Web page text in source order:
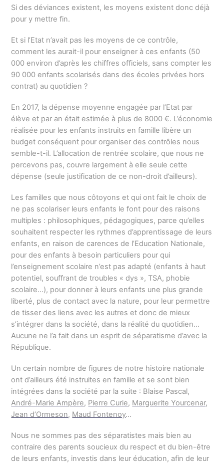
Si des déviances existent, les moyens existent donc déjà
pour y mettre fin.
Et si l’Etat n’avait pas les moyens de ce contrôle,
comment les aurait-il pour enseigner à ces enfants (50
000 environ d’après les chiffres officiels, sans compter les
90 000 enfants scolarisés dans des écoles privées hors
contrat) au quotidien ?
En 2017, la dépense moyenne engagée par l’Etat par
élève et par an était estimée à plus de 8000 €. L’économie
réalisée pour les enfants instruits en famille libère un
budget conséquent pour organiser des contrôles nous
semble-t-il. L’allocation de rentrée scolaire, que nous ne
percevons pas, couvre largement à elle seule cette
dépense (seule justification de ce non-droit d’ailleurs).
Les familles que nous côtoyons et qui ont fait le choix de
ne pas scolariser leurs enfants le font pour des raisons
multiples : philosophiques, pédagogiques, parce qu’elles
souhaitent respecter les rythmes d’apprentissage de leurs
enfants, en raison de carences de l’Education Nationale,
pour des enfants à besoin particuliers pour qui
l’enseignement scolaire n’est pas adapté (enfants à haut
potentiel, souffrant de troubles « dys », TSA, phobie
scolaire…), pour donner à leurs enfants une plus grande
liberté, plus de contact avec la nature, pour leur permettre
de tisser des liens avec les autres et donc de mieux
s’intégrer dans la société, dans la réalité du quotidien…
Aucune ne l’a fait dans un esprit de séparatisme d’avec la
République.
Un certain nombre de figures de notre histoire nationale
ont d’ailleurs été instruites en famille et se sont bien
intégrées dans la société par la suite : Blaise Pascal,
André-Marie Ampère, Pierre Curie, Marguerite Yourcenar,
Jean d’Ormeson, Maud Fontenoy…
Nous ne sommes pas des séparatistes mais bien au
contraire des parents soucieux du respect et du bien-être
de leurs enfants, investis dans leur éducation, afin de leur